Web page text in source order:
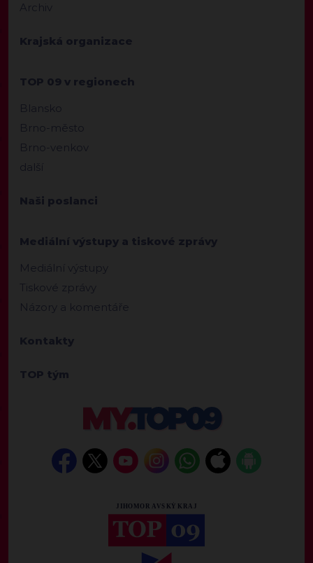
Archiv
Krajská organizace
TOP 09 v regionech
Blansko
Brno-město
Brno-venkov
další
Naši poslanci
Mediální výstupy a tiskové zprávy
Mediální výstupy
Tiskové zprávy
Názory a komentáře
Kontakty
TOP tým